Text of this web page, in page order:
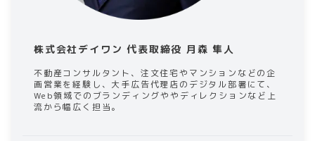
株式会社デイワン 代表取締役 月森 隼人
不動産コンサルタント、注文住宅やマンションなどの企
画営業を経験し、大手広告代理店のデジタル部署にて、
Web領域でのブランディングややディレクションなど上
流から幅広く担当。